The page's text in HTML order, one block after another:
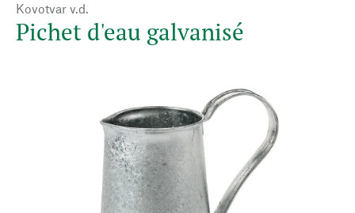
Kovotvar v.d.
Pichet d'eau galvanisé